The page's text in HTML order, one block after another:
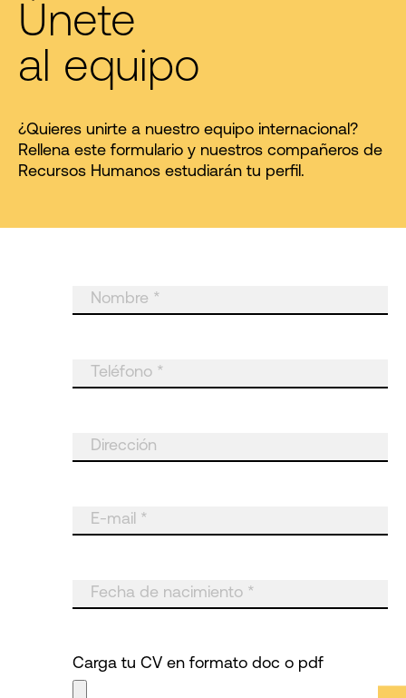
Únete
al equipo
¿Quieres unirte a nuestro equipo internacional?
Rellena este formulario y nuestros compañeros de
Recursos Humanos estudiarán tu perfil.
Carga tu CV en formato doc o pdf